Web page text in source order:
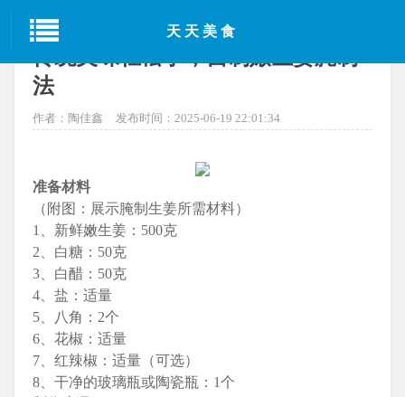
天天美食
当前位置：
法
作者：陶佳鑫 发布时间：2025-06-19 22:01:34
准备材料
（附图：展示腌制生姜所需材料）
1、新鲜嫩生姜：500克
2、白糖：50克
3、白醋：50克
4、盐：适量
5、八角：2个
6、花椒：适量
7、红辣椒：适量（可选）
8、干净的玻璃瓶或陶瓷瓶：1个